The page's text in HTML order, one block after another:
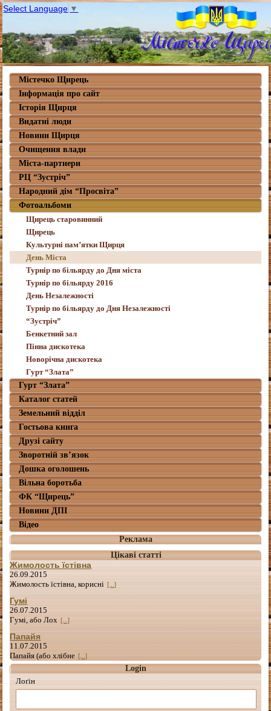
Select Language ▼
Містечко Щирець
Інформація про сайт
Історія Щирця
Видатні люди
Новини Щирця
Очищення влади
Міста-партнери
РЦ “Зустріч”
Народний дім “Просвіта”
Фотоальбоми
Щирець старовинний
Щирець
Культурні пам’ятки Щирця
День Міста
Турнір по більярду до Дня міста
Турнір по більярду 2016
День Незалежності
Турнір по більярду до Дня Незалежності
“Зустріч”
Бенкетний зал
Пінна дискотека
Новорічна дискотека
Гурт “Злата”
Гурт “Злата”
Каталог статей
Земельний відділ
Гостьова книга
Друзі сайту
Зворотній зв’язок
Дошка оголошень
Вільна боротьба
ФК “Щирець”
Новини ДПІ
Відео
Реклама
Цікаві статті
Жимолость їстівна
26.09.2015
Жимолость їстівна, корисні [...]
Гумі
26.07.2015
Гумі, або Лох [...]
Папайя
11.07.2015
Папайя (або хлібне [...]
Login
Лоґін